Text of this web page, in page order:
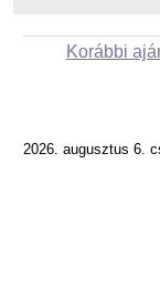
Korábbi
2026. augusztus 6.